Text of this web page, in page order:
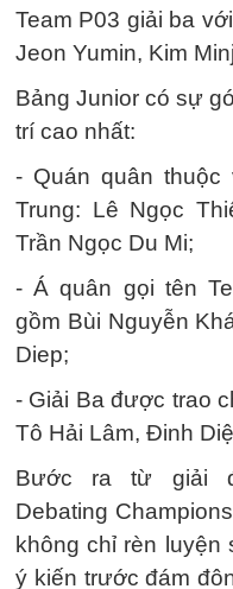
Team P03 giải ba
Jeon Yumin, Kim
Bảng Junior có sự
trí cao nhất:
- Quán quân
Trung: Lê Ngọc
Trần Ngọc Du Mi;
- Á quân gọi tên
gồm Bùi Nguyễn
Diep;
- Giải Ba được trao
Tô Hải Lâm, Đinh
Bước ra từ giải
Debating
không chỉ rèn
ý kiến trước đám